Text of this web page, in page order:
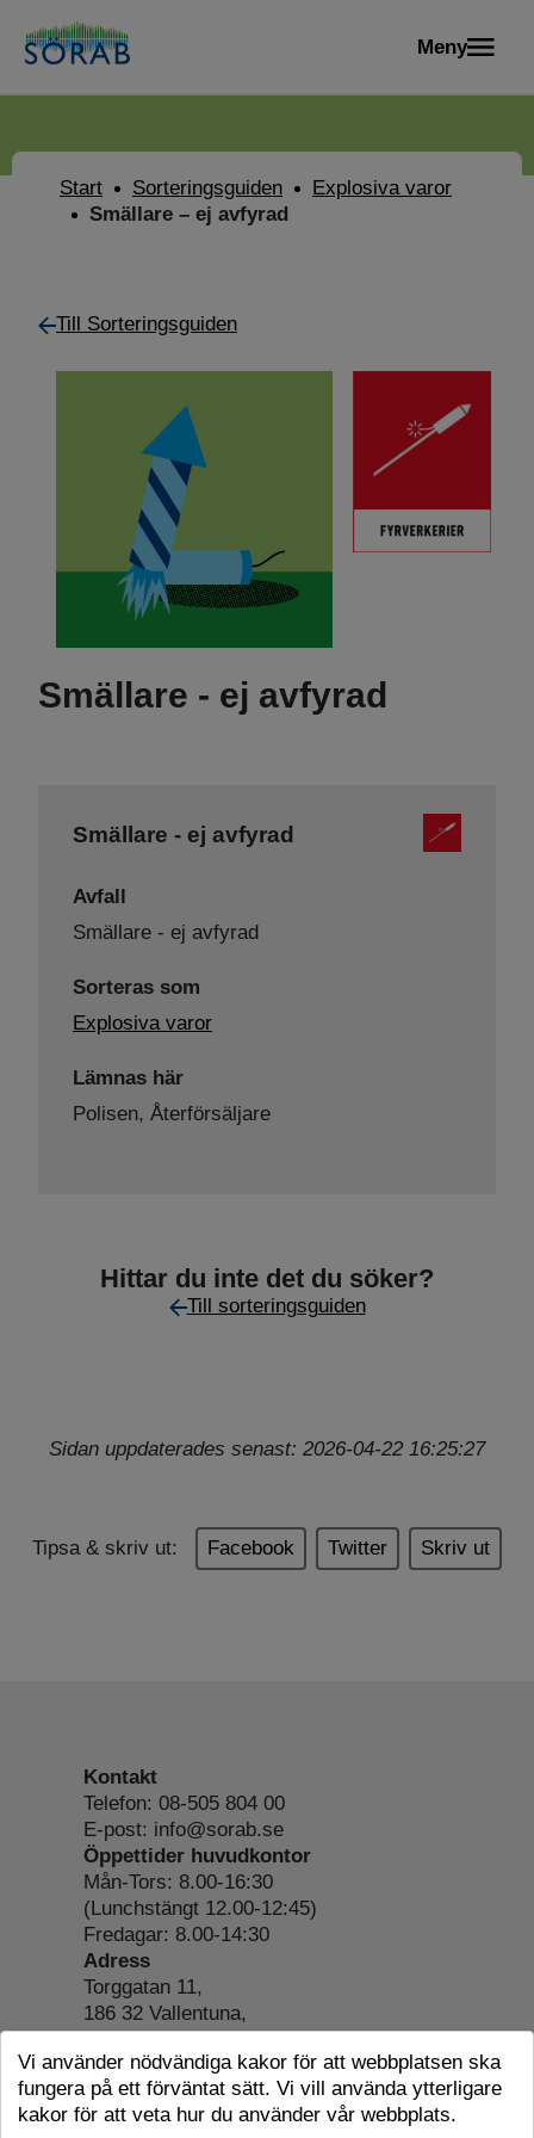
Meny
Start Sorteringsguiden
Explosiva varor
Smällare – ej avfyrad
Till Sorteringsguiden
Smällare - ej avfyrad
Smällare - ej avfyrad
Avfall
Smällare - ej avfyrad
Sorteras som
Explosiva varor
Lämnas här
Polisen, Återförsäljare
Hittar du inte det du söker?
Till sorteringsguiden
Sidan uppdaterades senast: 2026-04-22 16:25:27
Tipsa & skriv ut: Facebook Twitter Skriv ut
Kontakt
Telefon: 08-505 804 00
E-post: info@sorab.se
Öppettider huvudkontor
Mån-Tors: 8.00-16:30
(Lunchstängt 12.00-12:45)
Fredagar: 8.00-14:30
Adress
Torggatan 11,
186 32 Vallentuna,
Org.nr: 556197-4022
Om webbplatsen
Tillgänglighetsredogörelse
Cookie-information
Vi använder nödvändiga kakor för att webbplatsen ska
fungera på ett förväntat sätt. Vi vill använda ytterligare
kakor för att veta hur du använder vår webbplats.